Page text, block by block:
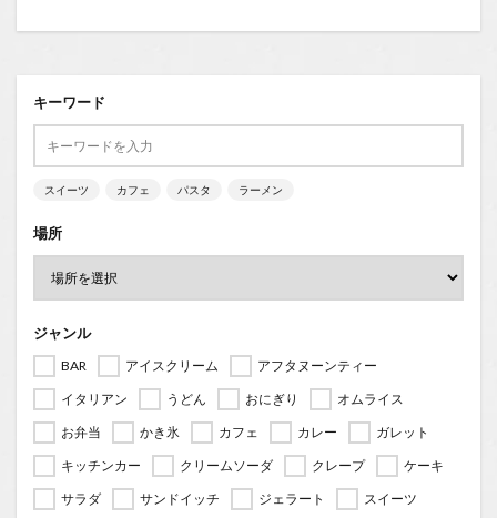
キーワード
スイーツ カフェ パスタ ラーメン
場所
ジャンル
BAR アイスクリーム
アフタヌーンティー
イタリアン
うどん おにぎり
オムライス
お弁当
かき氷 カフェ カレー
ガレット
キッチンカー
クリームソーダ クレープ
ケーキ
サラダ
サンドイッチ ジェラート
スイーツ